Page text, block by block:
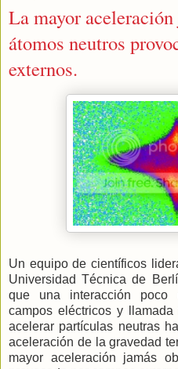
La mayor
átomos neutros
externos.
Un equipo de científicos
Universidad Técnica de
que una interacción poco
campos eléctricos y
acelerar partículas neutras
aceleración de la gravedad
mayor aceleración jamás